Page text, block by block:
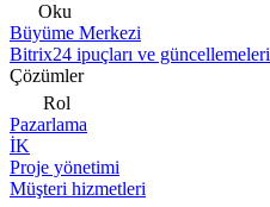
Oku
Büyüme Merkezi
Bitrix24 ipuçları ve güncellemeleri
Çözümler
Rol
Pazarlama
İK
Proje yönetimi
Müşteri hizmetleri